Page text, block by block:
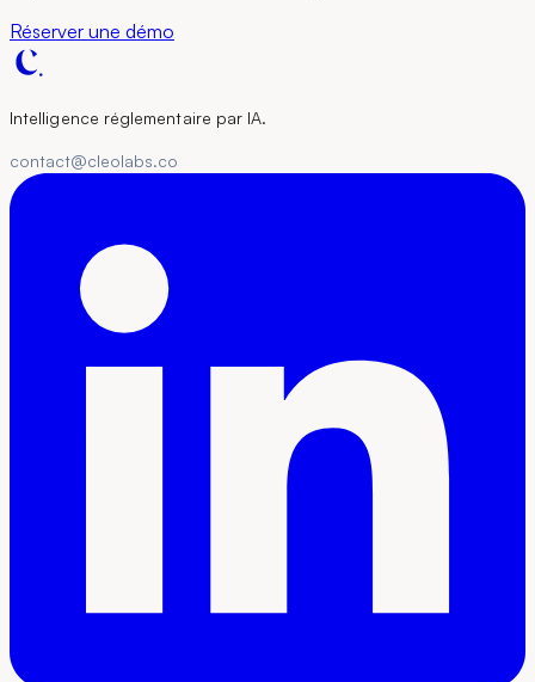
Réserver une démo
Intelligence réglementaire par IA.
contact@cleolabs.co